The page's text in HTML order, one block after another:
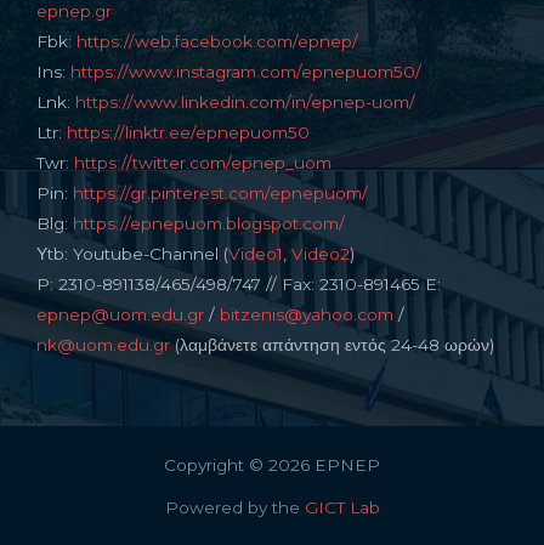
epnep.gr
Fbk: https://web.facebook.com/epnep/
Ins: https://www.instagram.com/epnepuom50/
Lnk: https://www.linkedin.com/in/epnep-uom/
Ltr: https://linktr.ee/epnepuom50
Twr: https://twitter.com/epnep_uom
Pin: https://gr.pinterest.com/epnepuom/
Blg: https://epnepuom.blogspot.com/
Υtb: Youtube-Channel (Video1, Video2)
P: 2310-891138/465/498/747 // Fax: 2310-891465 E:
epnep@uom.edu.gr / bitzenis@yahoo.com /
nk@uom.edu.gr (λαμβάνετε απάντηση εντός 24-48 ωρών)
Copyright © 2026 EPNEP
Powered by the GICT Lab